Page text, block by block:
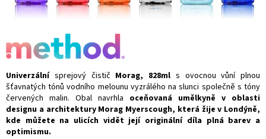
Univerzálnísprejový čistič Morag, 828ml s ovocnou vůní plnou
šťavnatých tónů vodního melounu vyzrálého na slunci společně s tóny
červených malin. Obal navrhla oceňovaná umělkyně v oblasti
designu a architektury Morag Myerscough, která žije v Londýně,
kde můžete na ulicích vidět její originální díla plná barev a
optimismu.